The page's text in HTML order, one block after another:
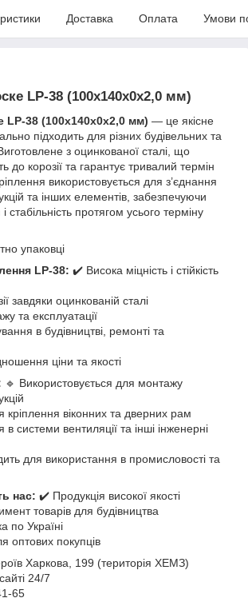
Доставка Оплата Умови
LP-38 (100х140х0х2,0 мм)
LP-38 (100х140х0х2,0 мм) — це якісне
підходить для різних будівельних та
з оцинкованої сталі, що
до корозії та гарантує тривалий термін
використовується для з’єднання
та інших елементів, забезпечуючи
стабільність протягом усього терміну
упаковці
LP-38: ✔️ Висока міцність і стійкість
завдяки оцинкованій сталі
та експлуатації
в будівництві, ремонті та
ціни та якості
🔹 Використовується для монтажу
кріплення віконних та дверних рам
системи вентиляції та інші інженерні
для використання в промисловості та
нас: ✔️ Продукція високої якості
товарів для будівництва
по Україні
оптових покупців
Харкова, 199 (територія ХЕМЗ)
24/7
65